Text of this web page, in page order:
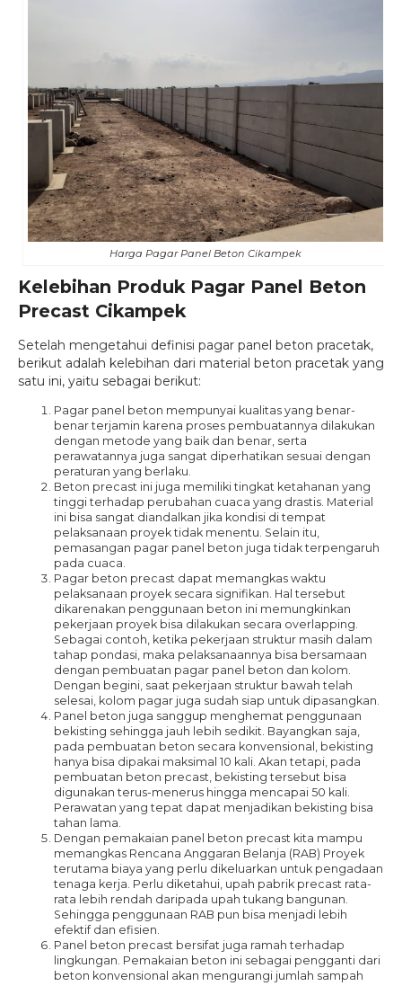
Harga Pagar Panel Beton Cikampek
Kelebihan Produk Pagar Panel Beton
Precast Cikampek
Setelah mengetahui definisi pagar panel beton pracetak,
berikut adalah kelebihan dari material beton pracetak yang
satu ini, yaitu sebagai berikut:
Pagar panel beton mempunyai kualitas yang benar-
benar terjamin karena proses pembuatannya dilakukan
dengan metode yang baik dan benar, serta
perawatannya juga sangat diperhatikan sesuai dengan
peraturan yang berlaku.
Beton precast ini juga memiliki tingkat ketahanan yang
tinggi terhadap perubahan cuaca yang drastis. Material
ini bisa sangat diandalkan jika kondisi di tempat
pelaksanaan proyek tidak menentu. Selain itu,
pemasangan pagar panel beton juga tidak terpengaruh
pada cuaca.
Pagar beton precast dapat memangkas waktu
pelaksanaan proyek secara signifikan. Hal tersebut
dikarenakan penggunaan beton ini memungkinkan
pekerjaan proyek bisa dilakukan secara overlapping.
Sebagai contoh, ketika pekerjaan struktur masih dalam
tahap pondasi, maka pelaksanaannya bisa bersamaan
dengan pembuatan pagar panel beton dan kolom.
Dengan begini, saat pekerjaan struktur bawah telah
selesai, kolom pagar juga sudah siap untuk dipasangkan.
Panel beton juga sanggup menghemat penggunaan
bekisting sehingga jauh lebih sedikit. Bayangkan saja,
pada pembuatan beton secara konvensional, bekisting
hanya bisa dipakai maksimal 10 kali. Akan tetapi, pada
pembuatan beton precast, bekisting tersebut bisa
digunakan terus-menerus hingga mencapai 50 kali.
Perawatan yang tepat dapat menjadikan bekisting bisa
tahan lama.
Dengan pemakaian panel beton precast kita mampu
memangkas Rencana Anggaran Belanja (RAB) Proyek
terutama biaya yang perlu dikeluarkan untuk pengadaan
tenaga kerja. Perlu diketahui, upah pabrik precast rata-
rata lebih rendah daripada upah tukang bangunan.
Sehingga penggunaan RAB pun bisa menjadi lebih
efektif dan efisien.
Panel beton precast bersifat juga ramah terhadap
lingkungan. Pemakaian beton ini sebagai pengganti dari
beton konvensional akan mengurangi jumlah sampah